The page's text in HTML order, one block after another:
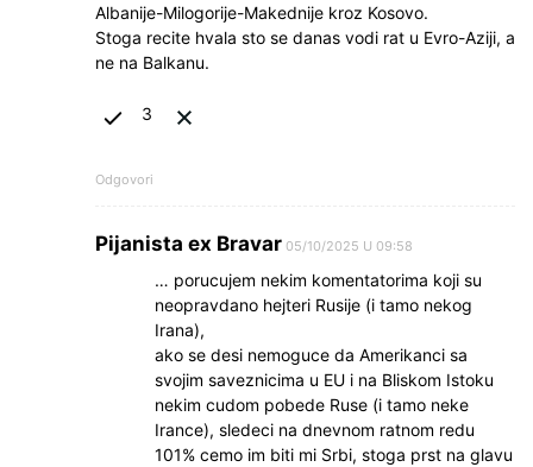
Albanije-Milogorije-Makednije kroz Kosovo.
Stoga recite hvala sto se danas vodi rat u Evro-Aziji, a
ne na Balkanu.
3
Odgovori
Pijanista ex Bravar 05/10/2025 U 09:58
… porucujem nekim komentatorima koji su
neopravdano hejteri Rusije (i tamo nekog
Irana),
ako se desi nemoguce da Amerikanci sa
svojim saveznicima u EU i na Bliskom Istoku
nekim cudom pobede Ruse (i tamo neke
Irance), sledeci na dnevnom ratnom redu
101% cemo im biti mi Srbi, stoga prst na glavu